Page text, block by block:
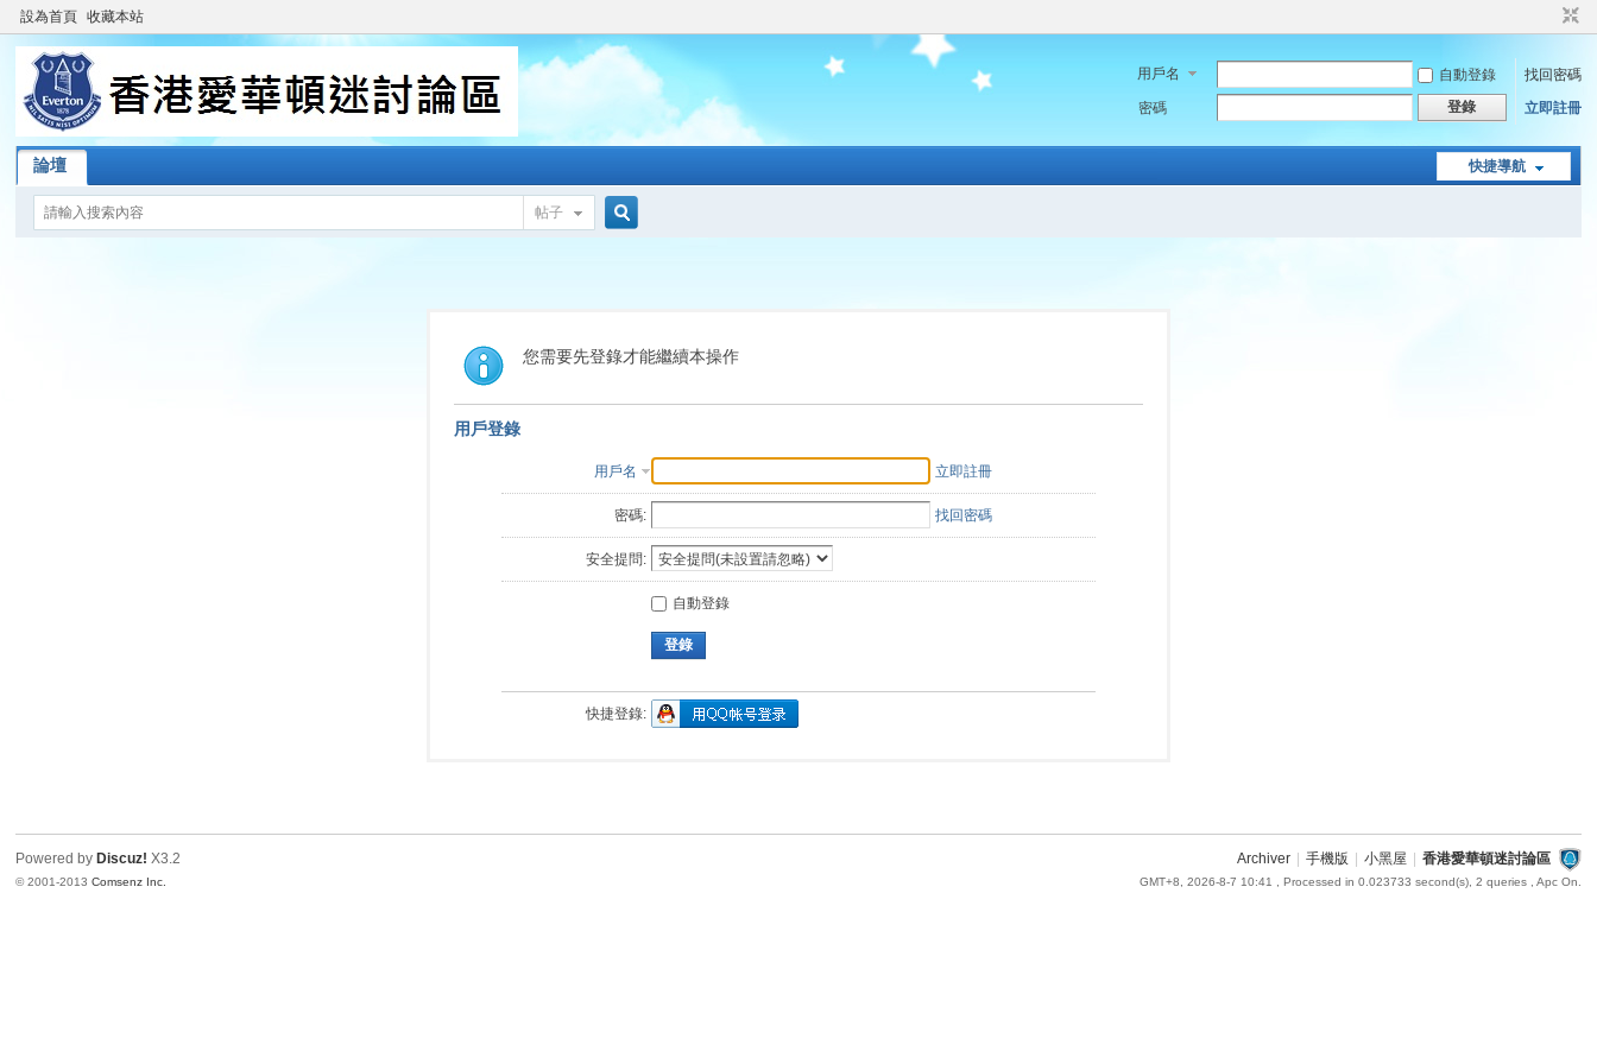
設為首頁 收藏本站
用戶名 自動登錄
找回密碼
密碼
登錄 立即註冊
快捷導航
論壇
帖子
索
您需要先登錄才能繼續本操作
用戶登錄
用戶名 立即註冊
密碼: 找回密碼
安全提問:
自動登錄
登錄
快捷登錄:
Archiver 手機版 小黑屋 香港愛華頓迷討論區
GMT+8, 2026-8-7 10:41 , Processed in 0.023733 second(s), 2 queries , Apc On.
Powered by Discuz! X3.2
© 2001-2013Comsenz Inc.